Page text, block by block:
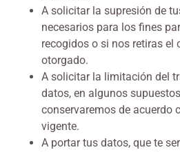
A solicitar la supresión de
necesarios para los fines
recogidos o si nos retiras el
otorgado.
A solicitar la limitación del
datos, en algunos
conservaremos de acuerdo
vigente.
A portar tus datos, que te